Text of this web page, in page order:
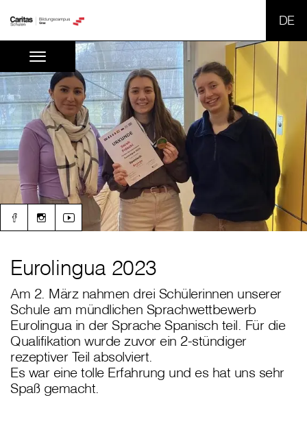
Eurolingua 2023
Am 2. März nahmen drei Schülerinnen unserer
Schule am mündlichen Sprachwettbewerb
Eurolingua in der Sprache Spanisch teil. Für die
Qualifikation wurde zuvor ein 2-stündiger
rezeptiver Teil absolviert.
Es war eine tolle Erfahrung und es hat uns sehr
Spaß gemacht.